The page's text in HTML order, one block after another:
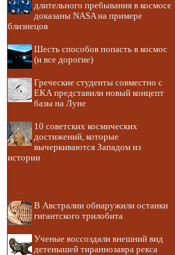
длительного пребывания в космосе
доказаны NASA на примере
близнецов
Шесть способов попасть в космос
(и все дорогие)
Греческие студенты совместно с
ЕКА представили новый концепт
базы на Луне
10 советских космических
достижений, которые
вычеркиваются Западом из
истории
В Австралии обнаружили останки
гигантского трилобита
Ученые воссоздали внешний вид
детенышей тираннозавра рекса